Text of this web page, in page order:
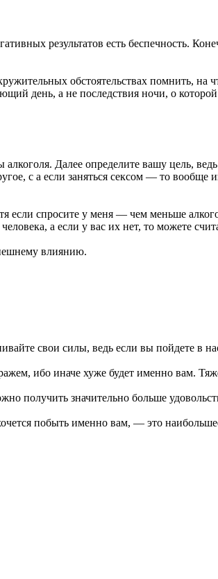
результатов есть беспечность.
обстоятельствах помнить, на
день, а не последствия ночи, о
Далее определите вашу цель,
с а если заняться сексом — то
если спросите у меня — чем меньше
а если у вас их нет, то можете
влиянию.
свои силы, ведь если вы пойдете
ибо иначе хуже будет именно вам.
получить значительно больше
побыть именно вам, — это